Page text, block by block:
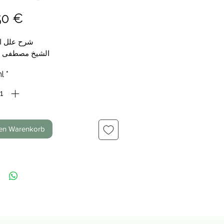
€
شرح علل
الشيخ مصطفى
*
Warenkorb